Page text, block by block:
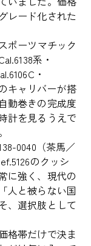
レード化された
ポーツマチック
系・
・
キャリバーが搭
動巻きの完成度
計を見るうえで
0040（茶馬／
のクッシ
に強く、現代の
人と被らない国
、選択肢として
格帯だけで決ま